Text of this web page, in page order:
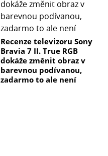
Recenze televizoru Sony
Bravia 7 II. True RGB
dokáže změnit obraz v
barevnou podívanou,
zadarmo to ale není